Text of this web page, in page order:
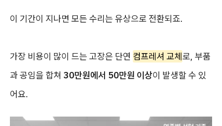
이 기간이 지나면 모든 수리는 유상으로 전환되죠.
가장 비용이 많이 드는 고장은 단연 컴프레셔 교체로, 부품
과 공임을 합쳐 30만원에서 50만원 이상이 발생할 수 있
어요.